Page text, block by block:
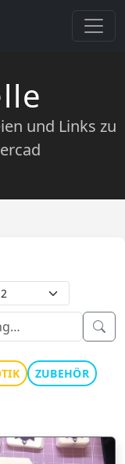
und Links zu
ZUBEHÖR